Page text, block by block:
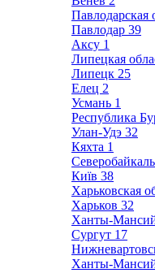
Павлодарская
Павлодар 39
Аксу 1
Липецкая
Липецк 25
Елец 2
Усмань 1
Республика
Улан-Удэ 32
Кяхта 1
Київ 38
Харьковская
Харьков 32
Ханты-
Сургут 17
Ханты-